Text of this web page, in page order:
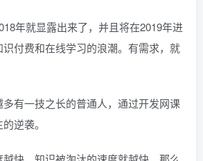
年就显露出来了，并且将在2019年进
付费和在线学习的浪潮。有需求，就
有一技之长的普通人，通过开发网课
逆袭。